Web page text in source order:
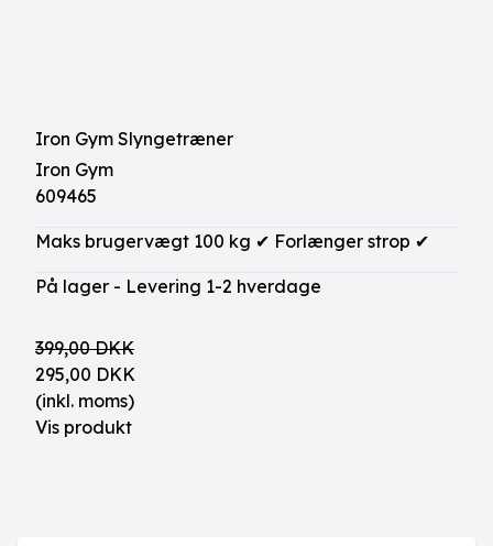
Iron Gym Slyngetræner
Iron Gym
609465
Maks brugervægt 100 kg ✔ Forlænger strop ✔
På lager - Levering 1-2 hverdage
399,00 DKK
295,00 DKK
(inkl. moms)
Vis produkt